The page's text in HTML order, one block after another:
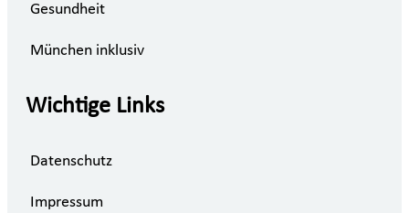
Gesundheit
München inklusiv
Wichtige Links
Datenschutz
Impressum